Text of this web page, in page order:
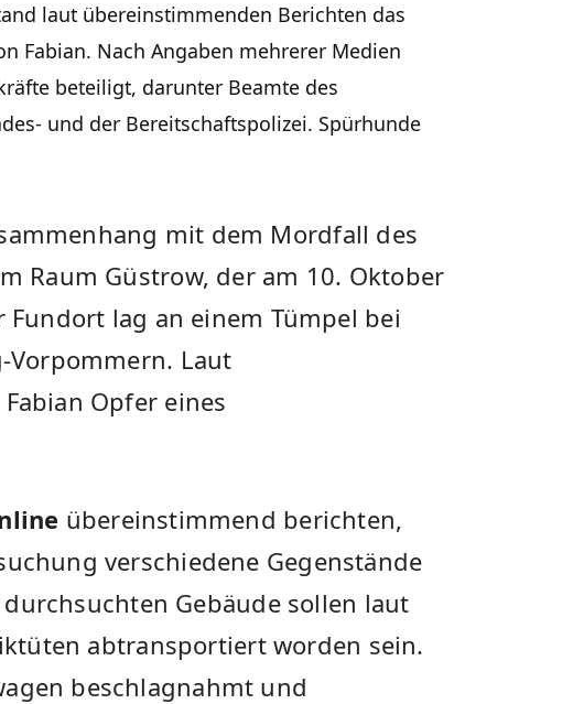
laut übereinstimmenden Berichten das
Fabian. Nach Angaben mehrerer Medien
beteiligt, darunter Beamte des
und der Bereitschaftspolizei. Spürhunde
mit dem Mordfall des
Raum Güstrow, der am 10. Oktober
lag an einem Tümpel bei
Vorpommern. Laut
Opfer eines
übereinstimmend berichten,
verschiedene Gegenstände
Gebäude sollen laut
abtransportiert worden sein.
beschlagnahmt und